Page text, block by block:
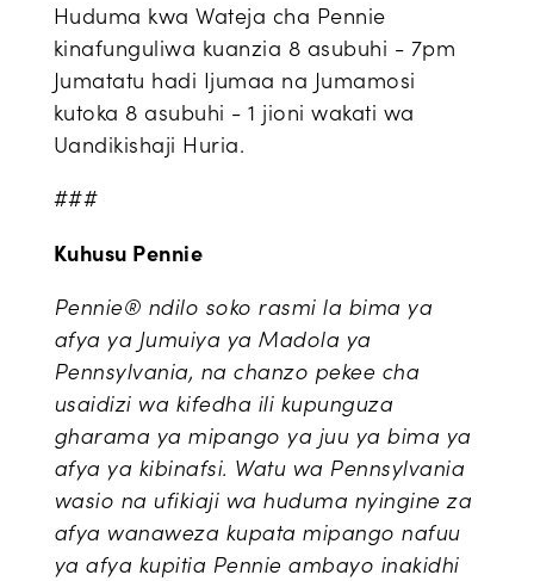
Huduma kwa Wateja cha Pennie
kinafunguliwa kuanzia 8 asubuhi - 7pm
Jumatatu hadi Ijumaa na Jumamosi
kutoka 8 asubuhi - 1 jioni wakati wa
Uandikishaji Huria.
###
Kuhusu Pennie
Pennie® ndilo soko rasmi la bima ya
afya ya Jumuiya ya Madola ya
Pennsylvania, na chanzo pekee cha
usaidizi wa kifedha ili kupunguza
gharama ya mipango ya juu ya bima ya
afya ya kibinafsi. Watu wa Pennsylvania
wasio na ufikiaji wa huduma nyingine za
afya wanaweza kupata mipango nafuu
ya afya kupitia Pennie ambayo inakidhi